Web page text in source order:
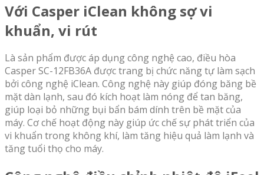
Với Casper iClean không sợ vi
khuẩn, vi rút
Là sản phẩm được áp dụng công nghệ cao, điều hòa
Casper SC-12FB36A được trang bị chức năng tự làm sạch
bởi công nghệ iClean. Công nghệ này giúp đóng băng bề
mặt dàn lạnh, sau đó kích hoạt làm nóng để tan băng,
giúp loại bỏ những bụi bẩn bám dính trên bề mặt của
máy. Cơ chế hoạt động này giúp ức chế sự phát triển của
vi khuẩn trong không khí, làm tăng hiệu quả làm lạnh và
tăng tuổi thọ cho máy.